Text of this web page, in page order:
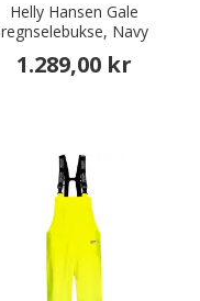
Helly Hansen Gale
regnselebukse, Navy
1.289,00 kr